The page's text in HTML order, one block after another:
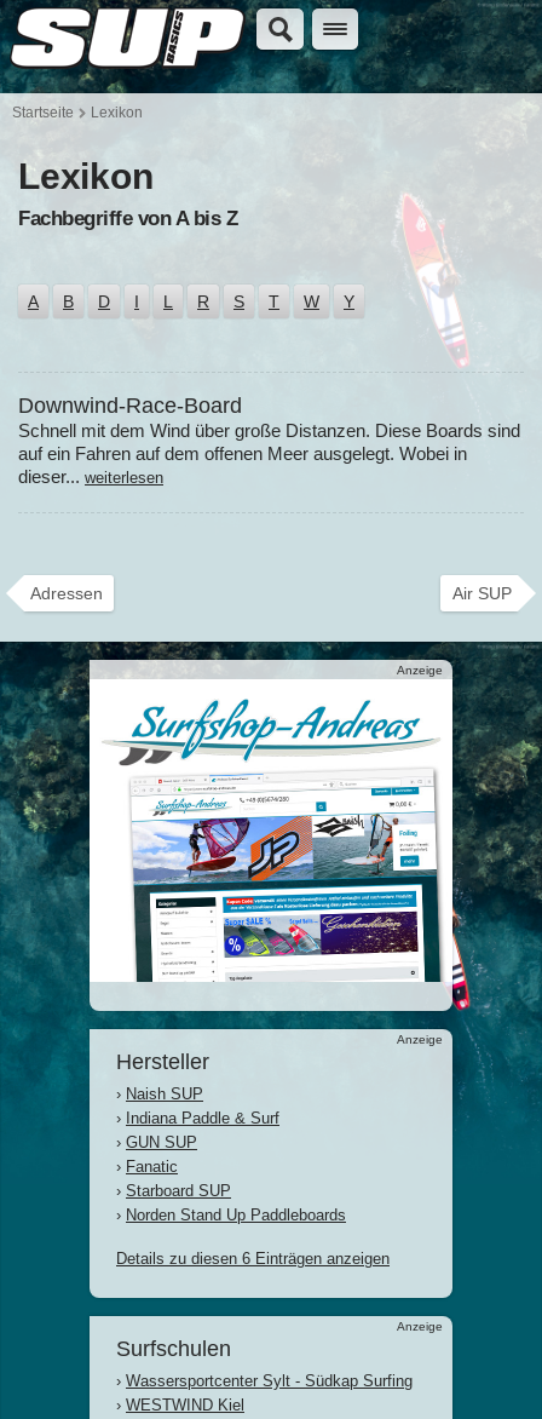
Startseite Lexikon
Lexikon
Fachbegriffe von A bis Z
A B D I L R S T W Y
Downwind-Race-Board
Schnell mit dem Wind über große Distanzen. Diese Boards sind
auf ein Fahren auf dem offenen Meer ausgelegt. Wobei in
dieser... weiterlesen
Adressen Air SUP
Anzeige
Anzeige
Hersteller
› Naish SUP
› Indiana Paddle & Surf
› GUN SUP
› Fanatic
› Starboard SUP
› Norden Stand Up Paddleboards
Details zu diesen 6 Einträgen anzeigen
Anzeige
Surfschulen
› Wassersportcenter Sylt - Südkap Surfing
› WESTWIND Kiel